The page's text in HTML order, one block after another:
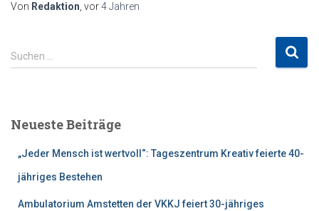
Von Redaktion, vor4 Jahren
S
u
n
Suchen …
Neueste Beiträge
„Jeder Mensch ist wertvoll“: Tageszentrum Kreativ feierte 40-
jähriges Bestehen
Ambulatorium Amstetten der VKKJ feiert 30-jähriges